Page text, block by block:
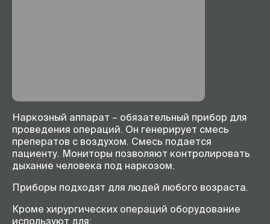
Наркозный аппарат – обязательный прибор для
проведения операций. Он генерирует смесь
преператов с воздухом. Смесь подается
пациенту. Мониторы позволяют контролировать
дыхание человека под наркозом.
Приборы подходят для людей любого возраста.
Кроме хирургических операций оборудование
используют для: